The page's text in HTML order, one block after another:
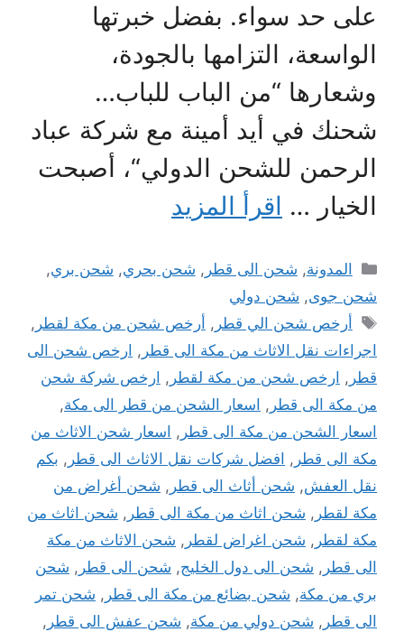
على حد سواء. بفضل خبرتها
الواسعة، التزامها بالجودة،
وشعارها “من الباب للباب…
شحنك في أيد أمينة مع شركة عباد
الرحمن للشحن الدولي“، أصبحت
الخيار … اقرأ المزيد
التصنيفات
المدونة, شحن الى قطر , شحن بحري, شحن بري,
شحن جوى, شحن دولي
الوسوم
أرخص شحن الي قطر , أرخص شحن من مكة لقطر ,
اجراءات نقل الاثاث من مكة الى قطر , ارخص شحن الى
قطر , ارخص شحن من مكة لقطر , ارخص شركة شحن
من مكة الى قطر , اسعار الشحن من قطر الى مكة,
اسعار الشحن من مكة الى قطر , اسعار شحن الاثاث من
مكة الى قطر , افضل شركات نقل الاثاث الى قطر , بكم
نقل العفش, شحن أثاث الى قطر , شحن أغراض من
مكة لقطر , شحن اثاث من مكة الى قطر , شحن اثاث من
مكة لقطر , شحن اغراض لقطر , شحن الاثاث من مكة
الى قطر , شحن الى دول الخليج, شحن الى قطر , شحن
بري من مكة, شحن بضائع من مكة الى قطر , شحن تمر
الى قطر , شحن دولي من مكة, شحن عفش الى قطر ,